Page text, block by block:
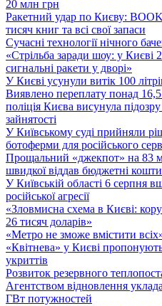
20 млн грн
Ракетний удар по Києву:
тисяч книг та всі свої запаси
Сучасні технології нічного
«Стрільба заради шоу: у Києві
сигнальні ракети у дворі»
У Києві усунули витік 100
Виявлено переплату понад 16,5
поліція Києва висунула
зайнятості
У Київському суді прийняли
ботоферми для російського
Прощальний «джекпот» на 83
швидкої віддав бюджетні
У Київській області 6 серпня
російської агресії
«Зловмисна схема в Києві:
26 тисяч доларів»
«Метро не зможе вмістити
«Квітнева» у Києві
укриттів
Розвиток резервного
Агентством відновлення
ГВт потужностей